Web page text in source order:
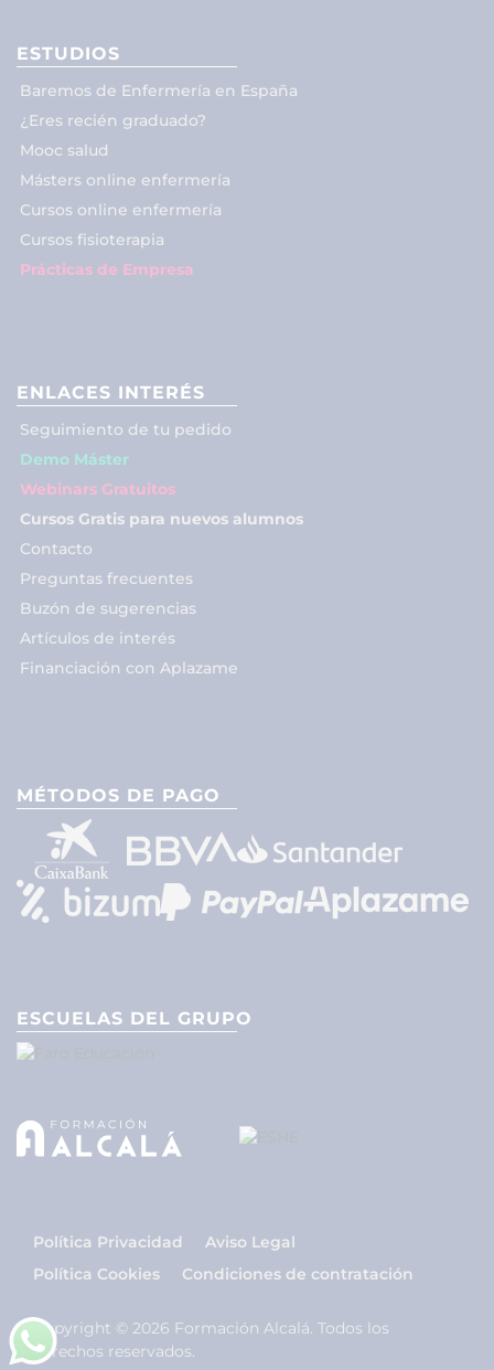
ESTUDIOS
Baremos de Enfermería en España
¿Eres recién graduado?
Mooc salud
Másters online enfermería
Cursos online enfermería
Cursos fisioterapia
Prácticas de Empresa
ENLACES INTERÉS
Seguimiento de tu pedido
Demo Máster
Webinars Gratuitos
Cursos Gratis para nuevos alumnos
Contacto
Preguntas frecuentes
Buzón de sugerencias
Artículos de interés
Financiación con Aplazame
MÉTODOS DE PAGO
ESCUELAS DEL GRUPO
Política Privacidad
Aviso Legal
Política Cookies
Condiciones de contratación
Copyright © 2026 Formación Alcalá. Todos los
derechos reservados.